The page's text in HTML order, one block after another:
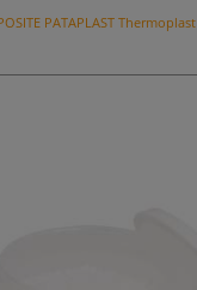
PATAPLAST Thermoplast